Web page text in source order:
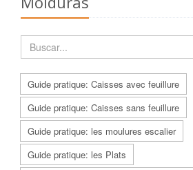
Guide pratique: Caisses avec feuillure
Guide pratique: Caisses sans feuillure
Guide pratique: les moulures escalier
Guide pratique: les Plats